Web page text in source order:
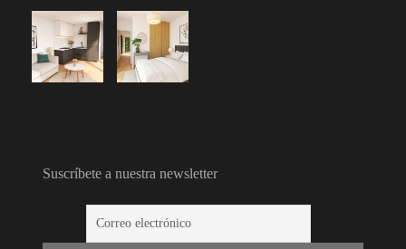
Suscríbete a nuestra newsletter